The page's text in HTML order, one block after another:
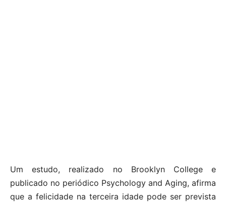
Um estudo, realizado no Brooklyn College e
publicado no periódico Psychology and Aging, afirma
que a felicidade na terceira idade pode ser prevista